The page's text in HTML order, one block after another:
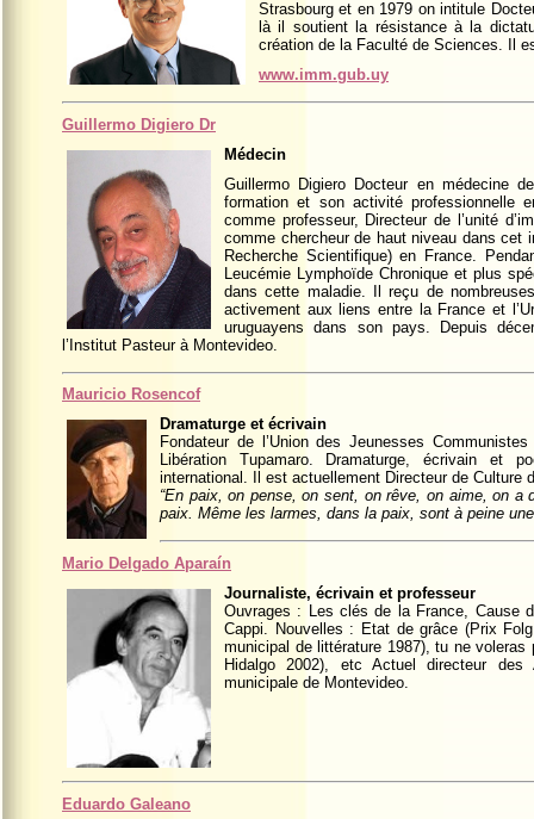
Strasbourg et en 1979 on intitule
là il soutient la résistance à la
création de la Faculté de Sciences. Il
www.imm.gub.uy
Guillermo Digiero Dr
Médecin
Guillermo Digiero Docteur en médecine
formation et son activité professionnelle
comme professeur, Directeur de l’unité
comme chercheur de haut niveau dans cet
Recherche Scientifique) en France.
Leucémie Lymphoïde Chronique et plus
dans cette maladie. Il reçu de
activement aux liens entre la France et
uruguayens dans son pays. Depuis
l’Institut Pasteur à Montevideo.
Mauricio Rosencof
Dramaturge et écrivain
Fondateur de l’Union des Jeunesses
Libération Tupamaro. Dramaturge, écrivain et
international. Il est actuellement Directeur de Culture
“En paix, on pense, on sent, on rêve, on aime, on a
paix. Même les larmes, dans la paix, sont à peine
Mario Delgado Aparaín
Journaliste, écrivain et professeur
Ouvrages : Les clés de la France, Cause
Cappi. Nouvelles : Etat de grâce (Prix
municipal de littérature 1987), tu ne
Hidalgo 2002), etc Actuel directeur
municipale de Montevideo.
Eduardo Galeano